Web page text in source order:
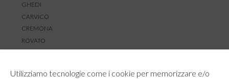
Utilizziamo tecnologie come i cookie per memorizzare e/o
GHEDI
CARVICO
CREMONA
ROVATO